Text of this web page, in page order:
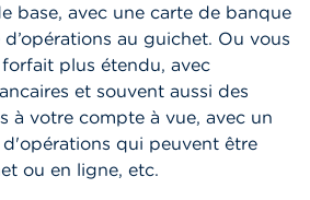
base, avec une carte de banque
au guichet. Ou vous
plus étendu, avec
et souvent aussi des
à votre compte à vue, avec un
qui peuvent être
ou en ligne, etc.